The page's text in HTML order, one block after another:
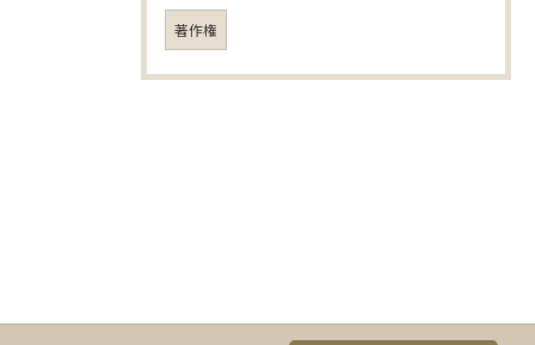
著作権